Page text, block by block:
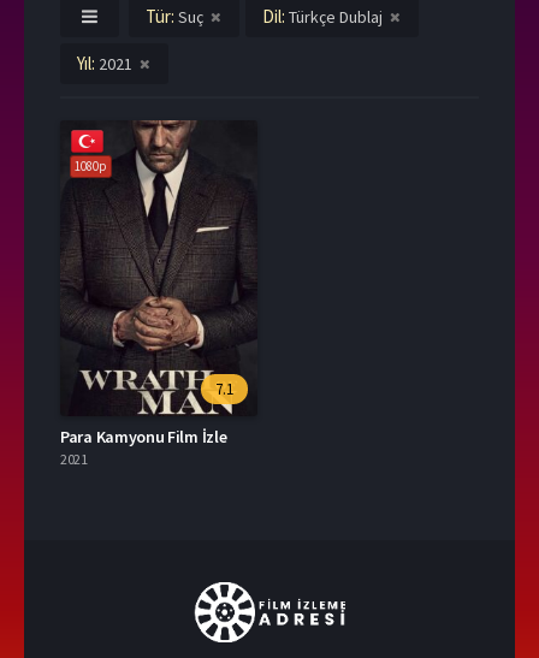
Tür: Suç Dil: Türkçe Dublaj
Yıl: 2021
1080p
7.1
Para Kamyonu Film İzle
2021